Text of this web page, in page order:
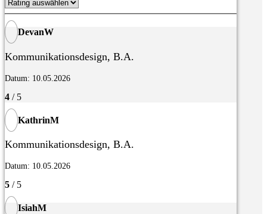
DevanW
Kommunikationsdesign, B.A.
Datum: 10.05.2026
4 / 5
KathrinM
Kommunikationsdesign, B.A.
Datum: 10.05.2026
5 / 5
IsiahM